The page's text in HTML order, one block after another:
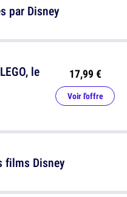
le
17,99 €
Voir l'offre
par Disney
films Disney